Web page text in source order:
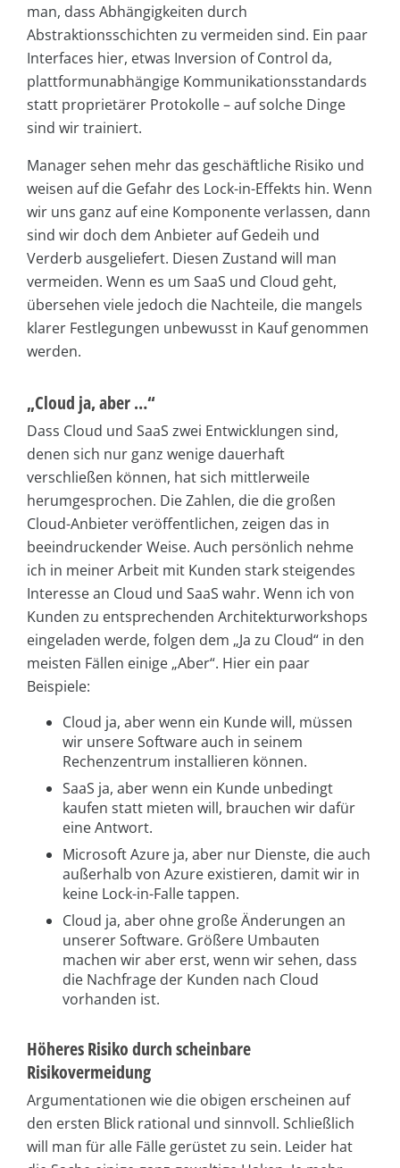
man, dass Abhängigkeiten durch
Abstraktionsschichten zu vermeiden sind. Ein paar
Interfaces hier, etwas Inversion of Control da,
plattformunabhängige Kommunikationsstandards
statt proprietärer Protokolle – auf solche Dinge
sind wir trainiert.
Manager sehen mehr das geschäftliche Risiko und
weisen auf die Gefahr des Lock-in-Effekts hin. Wenn
wir uns ganz auf eine Komponente verlassen, dann
sind wir doch dem Anbieter auf Gedeih und
Verderb ausgeliefert. Diesen Zustand will man
vermeiden. Wenn es um SaaS und Cloud geht,
übersehen viele jedoch die Nachteile, die mangels
klarer Festlegungen unbewusst in Kauf genommen
werden.
„Cloud ja, aber …“
Dass Cloud und SaaS zwei Entwicklungen sind,
denen sich nur ganz wenige dauerhaft
verschließen können, hat sich mittlerweile
herumgesprochen. Die Zahlen, die die großen
Cloud-Anbieter veröffentlichen, zeigen das in
beeindruckender Weise. Auch persönlich nehme
ich in meiner Arbeit mit Kunden stark steigendes
Interesse an Cloud und SaaS wahr. Wenn ich von
Kunden zu entsprechenden Architekturworkshops
eingeladen werde, folgen dem „Ja zu Cloud“ in den
meisten Fällen einige „Aber“. Hier ein paar
Beispiele:
Cloud ja, aber wenn ein Kunde will, müssen
wir unsere Software auch in seinem
Rechenzentrum installieren können.
SaaS ja, aber wenn ein Kunde unbedingt
kaufen statt mieten will, brauchen wir dafür
eine Antwort.
Microsoft Azure ja, aber nur Dienste, die auch
außerhalb von Azure existieren, damit wir in
keine Lock-in-Falle tappen.
Cloud ja, aber ohne große Änderungen an
unserer Software. Größere Umbauten
machen wir aber erst, wenn wir sehen, dass
die Nachfrage der Kunden nach Cloud
vorhanden ist.
Höheres Risiko durch scheinbare
Risikovermeidung
Argumentationen wie die obigen erscheinen auf
den ersten Blick rational und sinnvoll. Schließlich
will man für alle Fälle gerüstet zu sein. Leider hat